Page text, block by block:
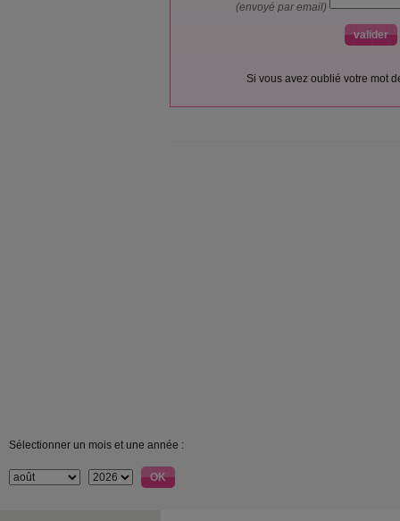
(envoyé par email)
Si vous avez oublié votre mot
Sélectionner un mois et une année :